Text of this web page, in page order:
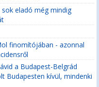
eladó még mindig
finomítójában - azonnal
a Budapest-Belgrád
Budapesten kívül, mindenki